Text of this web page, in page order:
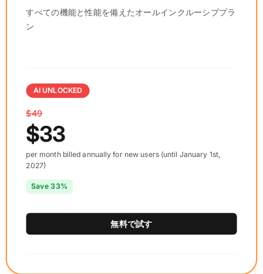
すべての機能と性能を備えたオールインクルーシブプラ
ン
AI UNLOCKED
$49
$33
per month billed annually for new users (until January 1st,
2027)
Save 33%
無料で試す